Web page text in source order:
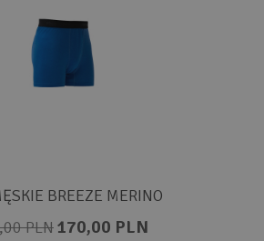
BREEZE MERINO
PLN170,00 PLN